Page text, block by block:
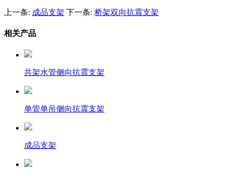
上一条: 成品支架 下一条: 桥架双向抗震支架
相关产品
共架水管侧向抗震支架
单管单吊侧向抗震支架
成品支架